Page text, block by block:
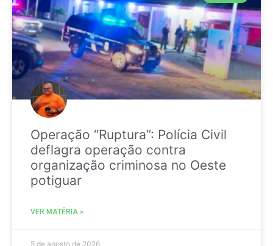
Operação “Ruptura”: Polícia Civil
deflagra operação contra
organização criminosa no Oeste
potiguar
VER MATÉRIA »
5 de agosto de 2026